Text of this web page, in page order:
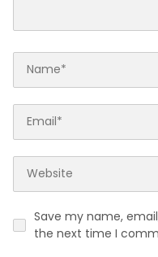
Save my name,
the next time I